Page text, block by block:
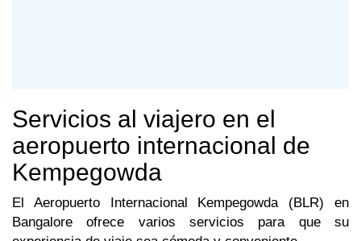
Servicios al viajero en el
aeropuerto internacional de
Kempegowda
El Aeropuerto Internacional Kempegowda (BLR) en
Bangalore ofrece varios servicios para que su